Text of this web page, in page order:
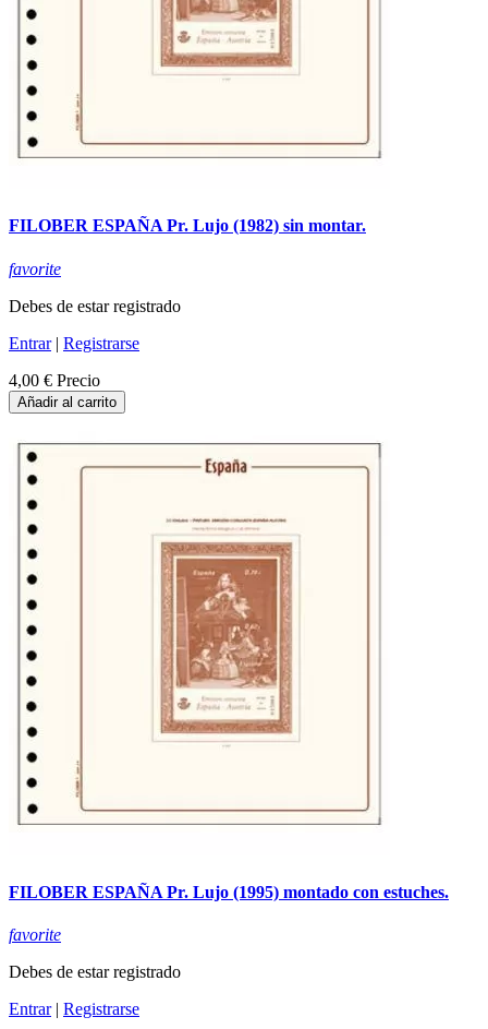
FILOBER ESPAÑA Pr. Lujo (1982) sin montar.
favorite
Debes de estar registrado
Entrar| Registrarse
4,00 € Precio
Añadir al carrito
FILOBER ESPAÑA Pr. Lujo (1995) montado con estuches.
favorite
Debes de estar registrado
Entrar| Registrarse